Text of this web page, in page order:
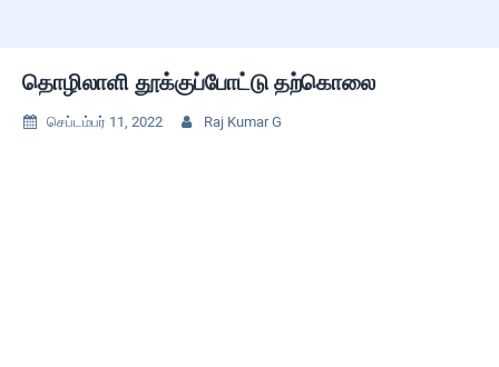
தொழிலாளி தூக்குப்போட்டு தற்கொலை
 செப்டம்பர் 11, 2022  Raj Kumar G